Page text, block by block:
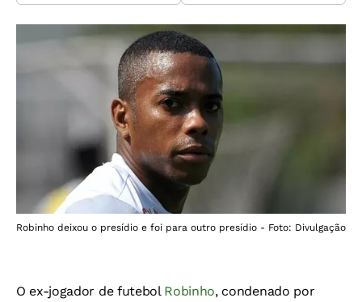
Robinho deixou o presídio e foi para outro presídio - Foto: Divulgação
O ex-jogador de futebol Robinho, condenado por